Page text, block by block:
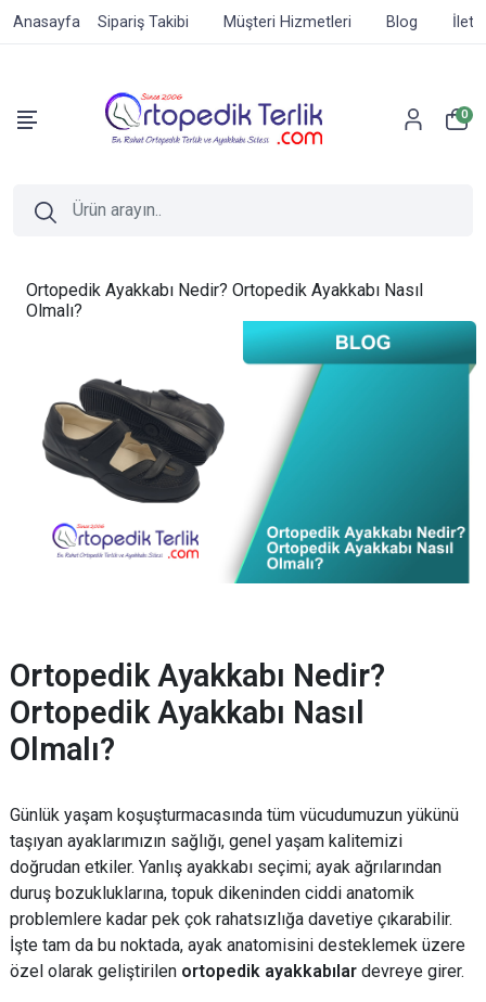
Anasayfa Sipariş Takibi Müşteri Hizmetleri Blog
0
Ortopedik Ayakkabı Nedir? Ortopedik Ayakkabı Nasıl
Olmalı?
Ortopedik Ayakkabı Nedir?
Ortopedik Ayakkabı Nasıl
Olmalı?
Günlük yaşam koşuşturmacasında tüm vücudumuzun yükünü
taşıyan ayaklarımızın sağlığı, genel yaşam kalitemizi
doğrudan etkiler. Yanlış ayakkabı seçimi; ayak ağrılarından
duruş bozukluklarına, topuk dikeninden ciddi anatomik
problemlere kadar pek çok rahatsızlığa davetiye çıkarabilir.
İşte tam da bu noktada, ayak anatomisini desteklemek üzere
özel olarak geliştirilen ortopedik ayakkabılar devreye girer.